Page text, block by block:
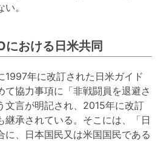
。
おける日米共同
年に改訂された日米ガイド
て協力事項に「非戦闘員を退避さ
文言が明記され、2015年に改訂
継承されている。そこには、「日
に、日本国民又は米国国民である